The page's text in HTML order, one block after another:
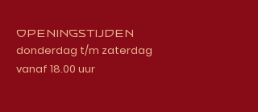
Openingstijden
donderdag t/m zaterdag
vanaf 18.00 uur